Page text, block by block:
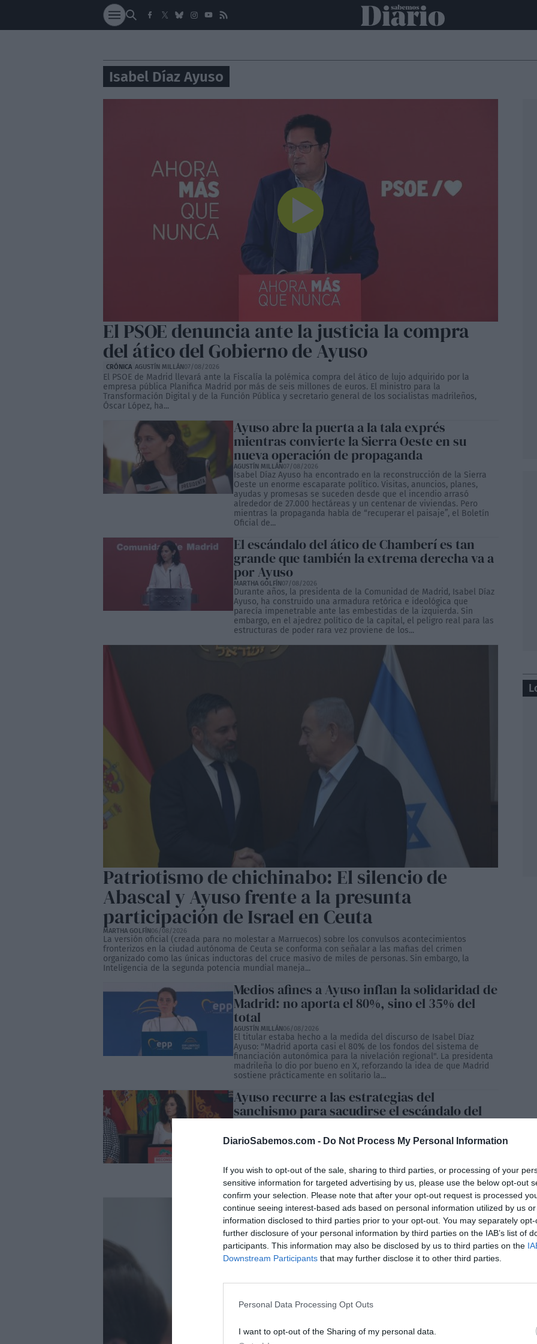
DiarioSabemos.com - Do Not Process My Personal Information
If you wish to opt-out of the sale, sharing to third parties, or processing of your
sensitive information for targeted advertising by us, please use the below opt-out
confirm your selection. Please note that after your opt-out request is processed
continue seeing interest-based ads based on personal information utilized by us
information disclosed to third parties prior to your opt-out. You may separately
further disclosure of your personal information by third parties on the IAB’s list of
participants. This information may also be disclosed by us to third parties on the
Downstream Participants that may further disclose it to other third parties.
Personal Data Processing Opt Outs
I want to opt-out of the Sharing of my personal data.
SOCIEDAD NACIONAL INTERNACIONAL POLÍTICA OPINIÓN ECONOMÍA
Isabel Díaz Ayuso
El PSOE denuncia ante la justicia la compra
del ático del Gobierno de Ayuso
CRÓNICA AGUSTÍN MILLÁN07/08/2026
El PSOE de Madrid llevará ante la Fiscalía la polémica compra del ático de lujo adquirido por la
empresa pública Planifica Madrid por más de seis millones de euros. El ministro para la
Transformación Digital y de la Función Pública y secretario general de los socialistas madrileños,
Óscar López, ha...
Ayuso abre la puerta a la tala exprés
mientras convierte la Sierra Oeste en su
nueva operación de propaganda
AGUSTÍN MILLÁN07/08/2026
Isabel Díaz Ayuso ha encontrado en la reconstrucción de la Sierra
Oeste un enorme escaparate político. Visitas, anuncios, planes,
ayudas y promesas se suceden desde que el incendio arrasó
alrededor de 27.000 hectáreas y un centenar de viviendas. Pero
mientras la propaganda habla de “recuperar el paisaje”, el Boletín
Oficial de...
El escándalo del ático de Chamberí es tan
grande que también la extrema derecha va a
por Ayuso
MARTHA GOLFÍN07/08/2026
Durante años, la presidenta de la Comunidad de Madrid, Isabel Díaz
Ayuso, ha construido una armadura retórica e ideológica que
parecía impenetrable ante las embestidas de la izquierda. Sin
embargo, en el ajedrez político de la capital, el peligro real para las
estructuras de poder rara vez proviene de los...
Patriotismo de chichinabo: El silencio de
Abascal y Ayuso frente a la presunta
participación de Israel en Ceuta
MARTHA GOLFÍN06/08/2026
La versión oficial (creada para no molestar a Marruecos) sobre los convulsos acontecimientos
fronterizos en la ciudad autónoma de Ceuta se conforma con señalar a las mafias del crimen
organizado como las únicas inductoras del cruce masivo de miles de personas. Sin embargo, la
Inteligencia de la segunda potencia mundial maneja...
Medios afines a Ayuso inflan la solidaridad de
Madrid: no aporta el 80%, sino el 35% del
total
AGUSTÍN MILLÁN06/08/2026
El titular estaba hecho a la medida del discurso de Isabel Díaz
Ayuso: "Madrid aporta casi el 80% de los fondos del sistema de
financiación autonómica para la nivelación regional". La presidenta
madrileña lo dio por bueno en X, reforzando la idea de que Madrid
sostiene prácticamente en solitario la...
Ayuso recurre a las estrategias del
sanchismo para sacudirse el escándalo del
ático
MARTHA GOLFÍN
La inesperada presencia de Isabel Díaz Ayuso en la reunión con los
institucional de mostrar cercanía ante la catástrofe. En el barro de
la contienda política, el viaje a Villa del...